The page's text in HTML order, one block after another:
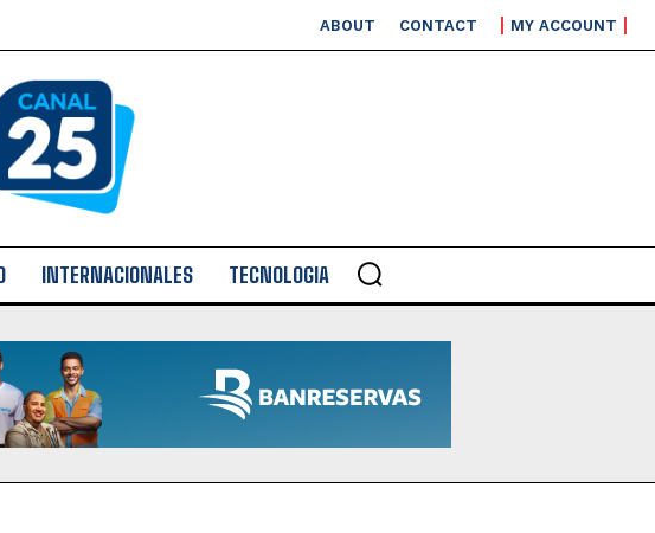
ABOUT CONTACT MY ACCOUNT
INTERNACIONALES TECNOLOGIA